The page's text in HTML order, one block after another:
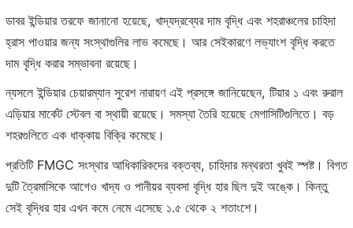
ডাবর ইন্ডিয়ার তরফে জানানো হয়েছে, খাদ্যদ্রব্যের দাম বৃদ্ধি এবং শহরাঞ্চলের চাহিদা
হ্রাস পাওয়ার জন্য সংস্থাগুলির লাভ কমেছে। আর সেইকারণে লভ্যাংশ বৃদ্ধি করতে
দাম বৃদ্ধি করার সম্ভাবনা রয়েছে।
ন্যসলে ইন্ডিয়ার চেয়ারম্যান সুরেশ নারায়ণ এই প্রসঙ্গে জানিয়েছেন, টিয়ার ১ এবং রুরাল
এড়িয়ার মার্কেট স্টেবল বা স্থায়ী রয়েছে। সমস্যা তৈরি হয়েছে মেগাসিটিগুলিতে। বড়
শহরগুলিতে এক ধাক্কায় বিক্রি কমেছে।
প্রতিটি FMGC সংস্থার আধিকারিকদের বক্তব্য, চাহিদার মন্থরতা খুবই স্পষ্ট। বিগত
দুটি ত্রৈমাসিকে আগেও খাদ্য ও পানীয়র ব্যবসা বৃদ্ধি হার ছিল দুই অঙ্কে। কিন্তু
সেই বৃদ্ধির হার এখন কমে নেমে এসেছে ১.৫ থেকে ২ শতাংশে।